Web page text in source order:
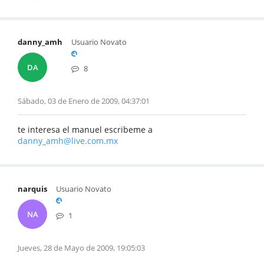
danny_amh
DA
Usuario Novato
8
Sábado, 03 de Enero de 2009, 04:37:01
te interesa el manuel escribeme a
danny_amh@live.com.mx
narquis
NA
Usuario Novato
1
Jueves, 28 de Mayo de 2009, 19:05:03